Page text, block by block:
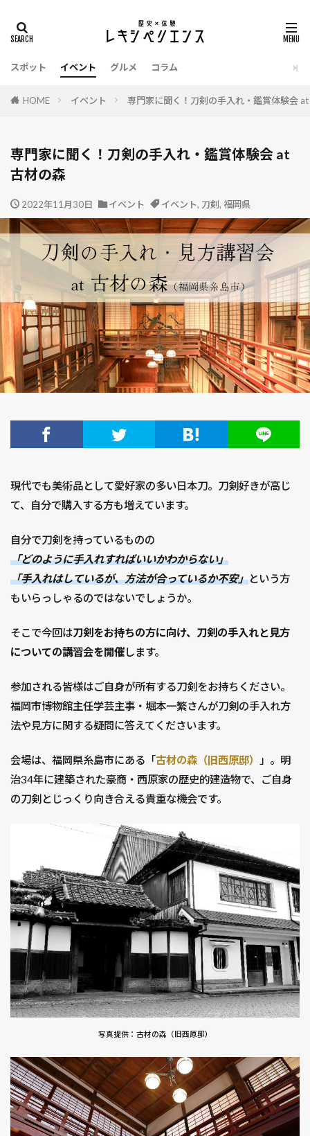
スポット イベント グルメ コラム
HOME イベント 専門家に聞く！刀剣の手入れ・鑑賞体験会
専門家に聞く！刀剣の手入れ・鑑賞体験会 at
古材の森
2022年11月30日 イベント イベント, 刀剣, 福岡県
現代でも美術品として愛好家の多い日本刀。刀剣好きが高じ
て、自分で購入する方も増えています。
自分で刀剣を持っているものの
「どのように手入れすればいいかわからない」
「手入れはしているが、方法が合っているか不安」という方
もいらっしゃるのではないでしょうか。
そこで今回は刀剣をお持ちの方に向け、刀剣の手入れと見方
についての講習会を開催します。
参加される皆様はご自身が所有する刀剣をお持ちください。
福岡市博物館主任学芸主事・堀本一繁さんが刀剣の手入れ方
法や見方に関する疑問に答えてくださいます。
会場は、福岡県糸島市にある「古材の森（旧西原邸）
」。明
治34年に建築された豪商・西原家の歴史的建造物で、ご自身
の刀剣とじっくり向き合える貴重な機会です。
写真提供：古材の森（旧西原邸）
江戸時代
栃木県 東京都
香川県
静岡県 長野県
長崎県
鎌倉時代
甲冑
縄文時代 福島県
福岡県
福井県
祭り 神奈川県
石川県
弥生時代
広島県 お土産
令和
博物館
千葉県 北海道
兵庫県
佐賀県
伊達政宗 京都府
和歌山県
ロケ地
レポート
ゆかりの地
テーマパーク
ご当地土産 グルメ
お菓子
吉原
和菓子 平安時代 展覧会
幕末
岩手県
岡山県 岐阜県
山梨県
宮崎県
奈良時代
大河ドラマ
大正時代 城 麒麟がくる
検索